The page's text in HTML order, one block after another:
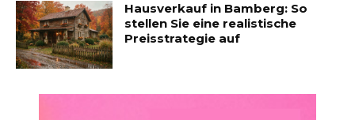
Hausverkauf in Bamberg: So
stellen Sie eine realistische
Preisstrategie auf